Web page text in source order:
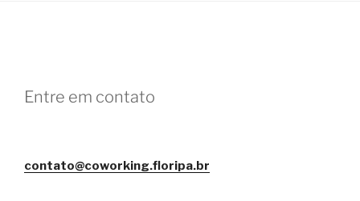
Entre em contato
contato@coworking.floripa.br